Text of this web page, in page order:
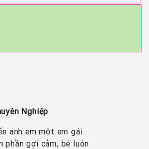
Nghiệp
anh em một em gái
phần gợi cảm, bé luôn